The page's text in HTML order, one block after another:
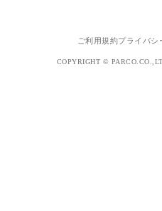
ご利用規約プライバシ
COPYRIGHT ©